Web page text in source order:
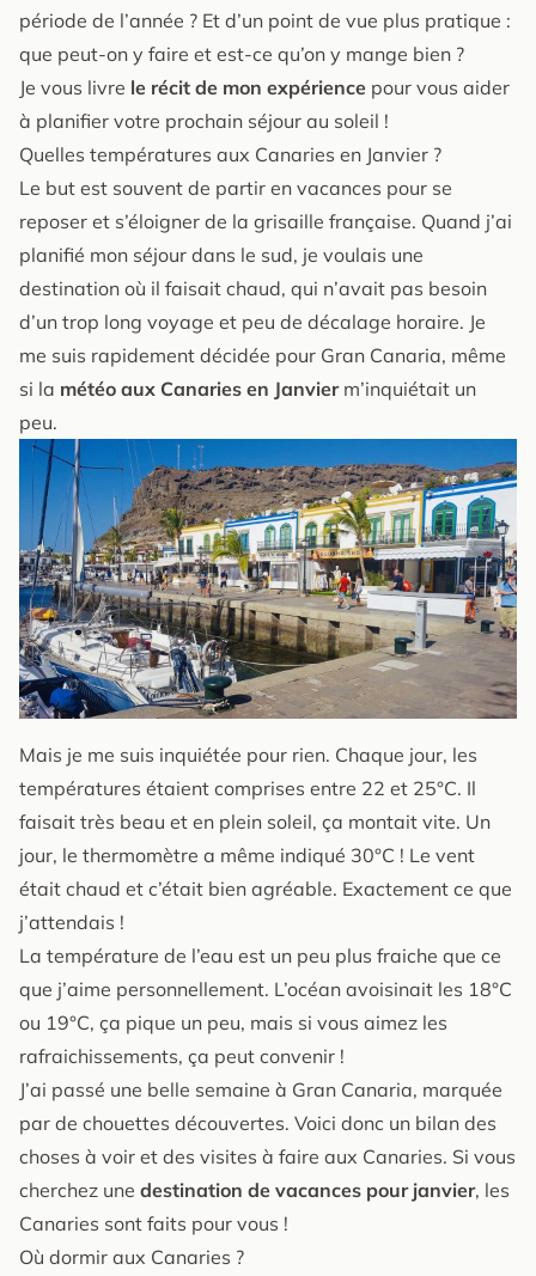
période de l’année ? Et d’un point de vue plus pratique :
que peut-on y faire et est-ce qu’on y mange bien ?
Je vous livre le récit de mon expérience pour vous aider
à planifier votre prochain séjour au soleil !
Quelles températures aux Canaries en Janvier ?
Le but est souvent de partir en vacances pour se
reposer et s’éloigner de la grisaille française. Quand j’ai
planifié mon séjour dans le sud, je voulais une
destination où il faisait chaud, qui n’avait pas besoin
d’un trop long voyage et peu de décalage horaire. Je
me suis rapidement décidée pour Gran Canaria, même
si la météo aux Canaries en Janvierm’inquiétait un
peu.
Mais je me suis inquiétée pour rien. Chaque jour, les
températures étaient comprises entre 22 et 25°C. Il
faisait très beau et en plein soleil, ça montait vite. Un
jour, le thermomètre a même indiqué 30°C ! Le vent
était chaud et c’était bien agréable. Exactement ce que
j’attendais !
La température de l’eau est un peu plus fraiche que ce
que j’aime personnellement. L’océan avoisinait les 18°C
ou 19°C, ça pique un peu, mais si vous aimez les
rafraichissements, ça peut convenir !
J’ai passé une belle semaine à Gran Canaria, marquée
par de chouettes découvertes. Voici donc un bilan des
choses à voir et des visites à faire aux Canaries. Si vous
cherchez une destination de vacances pour janvier, les
Canaries sont faits pour vous !
Où dormir aux Canaries ?